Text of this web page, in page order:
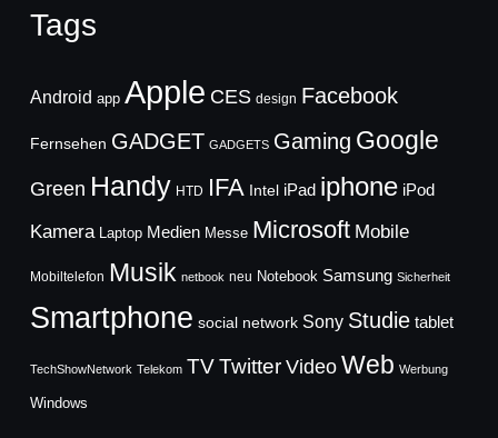
Tags
Android app Apple CES design Facebook
Fernsehen GADGET GADGETS Gaming Google
Green Handy HTD IFA Intel iPad iphone iPod
Kamera Laptop Medien Messe Microsoft Mobile
Mobiltelefon Musik netbook neu Notebook Samsung Sicherheit
Smartphone social network Sony Studie tablet
TechShowNetwork Telekom TVTwitter Video Web Werbung
Windows